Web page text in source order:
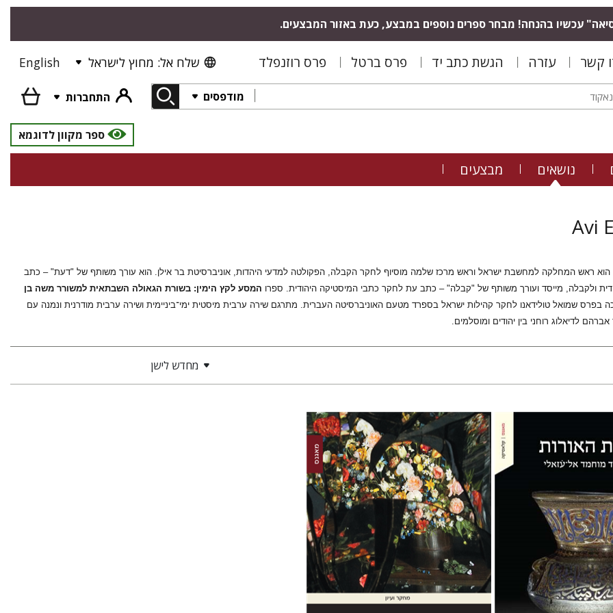
עכשיו בהנחה! מבחר ספרים נוספים במבצע, כעת באזור המבצעים.
קשר עזרה הגשת כתב יד פרס ברטל פרס רוזנפלד שלח אל: מחוץ לישראל English
מודפסים התחברות
ספר מקוון לדוגמא
נושאים מבצעים
Avi
הוא ראש המחלקה למחשבת ישראל וראש מרכז שלמה מוסיוף לחקר הקבלה, הפקולטה למדעי היהדות, אוניברסיטת בר אילן. הוא עורך משותף של "דעת" – כתב
ולקבלה, מייסד ועורך משותף של "קבלה" – כתב עת לחקר כתבי המיסטיקה היהודית. ספרו המסע לקץ הימין: בשורת הגאולה השבתאית למשורר משה בן
בפרס שמואל טולידאנו לחקר קהילות ישראל בספרד מטעם האוניברסיטה העברית. מתרגם שירה ערבית מיסטית ימי־ביניימית ושירה ערבית מודרנית ונמנה עם
לדיאלוג רוחני בין יהודים ומוסלמים.
מחדש לישן
אל־עׂזאלי
שלומי מועלם אבי אלקיים